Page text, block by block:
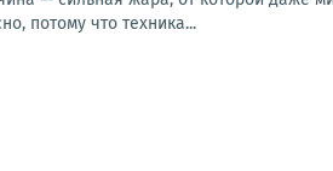
потому что техника...